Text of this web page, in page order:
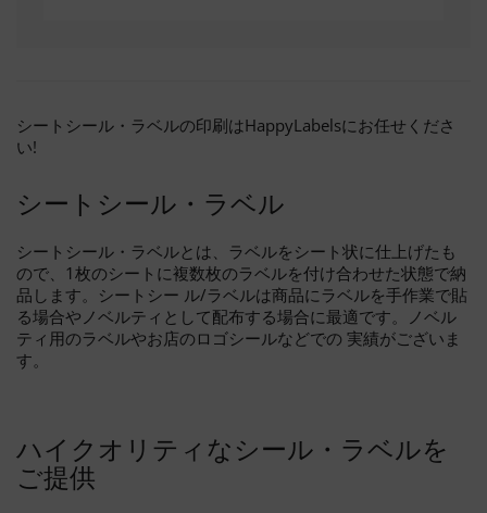
シートシール・ラベルの印刷はHappyLabelsにお任せくださ
い!
シートシール・ラベル
シートシール・ラベルとは、ラベルをシート状に仕上げたも
ので、1枚のシートに複数枚のラベルを付け合わせた状態で納
品します。シートシー ル/ラベルは商品にラベルを手作業で貼
る場合やノベルティとして配布する場合に最適です。ノベル
ティ用のラベルやお店のロゴシールなどでの 実績がございま
す。
ハイクオリティなシール・ラベルを
ご提供